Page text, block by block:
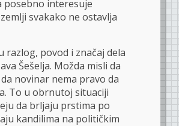
posebno interesuje
svakako ne ostavlja
razlog, povod i značaj dela
Šešelja. Možda misli da
novinar nema pravo da
To u obrnutoj situaciji
da brljaju prstima po
kandilima na političkim